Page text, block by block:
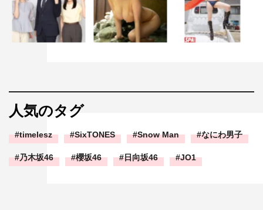
人気のタグ
timelesz SixTONES Snow Man なにわ男子
乃木坂46 櫻坂46 日向坂46 JO1